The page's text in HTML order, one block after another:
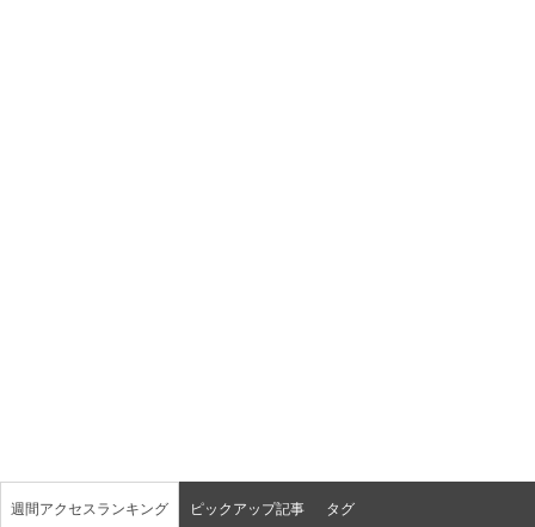
週間アクセスランキング ピックアップ記事 タグ